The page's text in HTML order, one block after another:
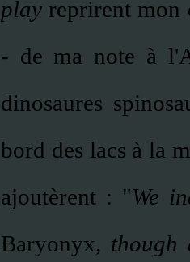
play reprirent mon
- de ma note à
dinosaures
bord des lacs à la
ajoutèrent : "We
Baryonyx, though